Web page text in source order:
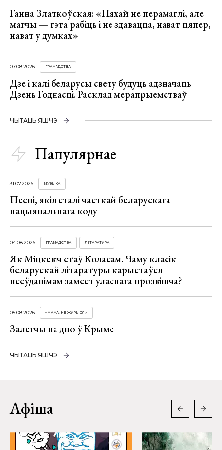
Ганна Златкоўская: «Няхай не перамаглі, але
магчы — гэта рабіць і не здавацца, нават цяпер,
нават у думках»
07.08.2026 ГРАМАДСТВА
Дзе і калі беларусы свету будуць адзначаць
Дзень Годнасці. Расклад мерапрыемстваў
ЧЫТАЦЬ ЯШЧЭ
Папулярнае
31.07.2026 МУЗЫКА
Песні, якія сталі часткай беларускага
нацыянальнага коду
04.08.2026 ГРАМАДСТВА ЛІТАРАТУРА
Як Міцкевіч стаў Коласам. Чаму класік
беларускай літаратуры карыстаўся
псеўданімам замест уласнага прозвішча?
05.08.2026 «МАМА, НЕ ЖУРЫСЯ!»
Залегчы на дно ў Крыме
ЧЫТАЦЬ ЯШЧЭ
Афіша